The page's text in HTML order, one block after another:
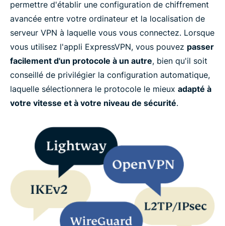
permettre d'établir une configuration de chiffrement
avancée entre votre ordinateur et la localisation de
serveur VPN à laquelle vous vous connectez. Lorsque
vous utilisez l'appli ExpressVPN, vous pouvez passer
facilement d'un protocole à un autre, bien qu'il soit
conseillé de privilégier la configuration automatique,
laquelle sélectionnera le protocole le mieux adapté à
votre vitesse et à votre niveau de sécurité.